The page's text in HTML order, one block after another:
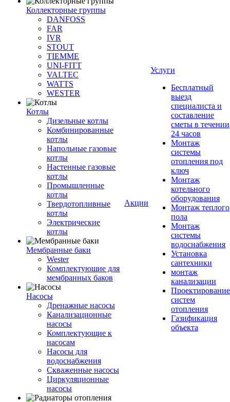
Коллекторные группы
DANFOSS
FAR
IVR
STOUT
TIEMME
UNI-FITT
VALTEC
WATTS
WESTER
Котлы
Дизельные котлы
Комбинированные
котлы
Напольные газовые
котлы
Настенные газовые
котлы
Промышленные
котлы
Твердотопливные
котлы
Электрические
котлы
Мембранные баки
Wester
Комплектуюшие для
мембранных баков
Насосы
Дренажные насосы
Канализационные
насосы
Комплектующие к
насосам
Насосы для
водоснабжения
Скваженные насосы
Циркуляционные
насосы
Акции
Услуги
Бесплатный
выезд
специалиста и
составление
сметы в течении
24 часов
Монтаж
системы
отопления под
ключ
Монтаж
котельного
оборудования
Монтаж теплого
пола
Монтаж
системы
водоснабжения
Установка
сантехники
монтаж
канализации
Проектирование
систем
отопления
Газификация
объекта